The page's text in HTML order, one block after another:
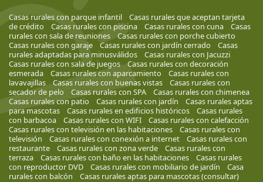
Casas rurales con parque infantil
Casas rurales que aceptan tarjeta
de crédito
Casas rurales con piscina Casas rurales con cuna
Casas
rurales con sala de reuniones
Casas rurales con porche cubierto
Casas rurales con garaje
Casas rurales con jardín cerrado
Casas
rurales adaptadas para minusválidos
Casas rurales con Jacuzzi
Casas rurales con sala de juegos
Casas rurales con decoración
esmerada
Casas rurales con aparcamiento
Casas rurales con
lavavajillas
Casas rurales con buenas vistas
Casas rurales con
secador de pelo
Casas rurales con SPA
Casas rurales con chimenea
Casas rurales con patio
Casas rurales con jardín
Casas rurales aptas
para mascotas
Casas rurales en edificios históricos
Casas rurales
con barbacoa
Casas rurales con WIFI
Casas rurales con calefacción
Casas rurales con televisión en las habitaciones
Casas rurales con
televisión
Casas rurales con conexión a internet
Casas rurales con
restaurante
Casas rurales con zona verde
Casas rurales con
terraza
Casas rurales con baño en las habitaciones
Casas rurales
con reproductor DVD
Casas rurales con mobiliario de jardín
Casa
rurales con balcón
Casas rurales aptas para mascotas (consultar)